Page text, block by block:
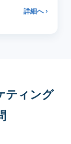
詳細へ ›
ティング